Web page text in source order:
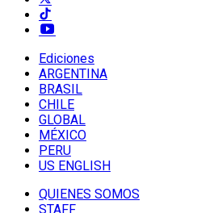
Ediciones
ARGENTINA
BRASIL
CHILE
GLOBAL
MÉXICO
PERU
US ENGLISH
QUIENES SOMOS
STAFF